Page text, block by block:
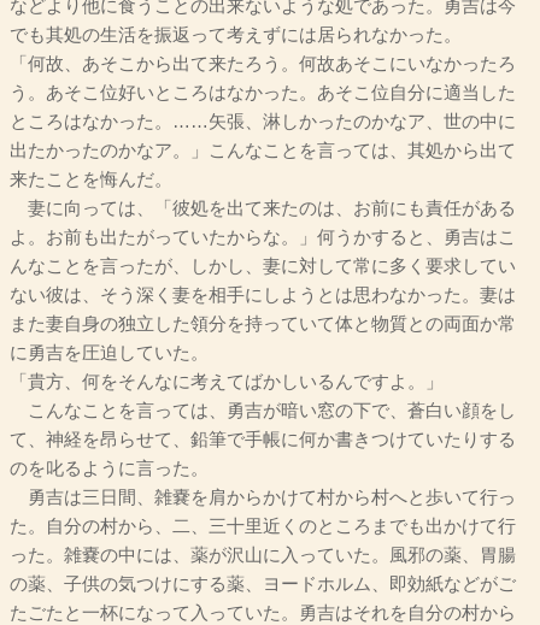
などより他に食うことの出来ないような処であった。勇吉は今
でも其処の生活を振返って考えずには居られなかった。
「何故、あそこから出て来たろう。何故あそこにいなかったろ
う。あそこ位好いところはなかった。あそこ位自分に適当した
ところはなかった。……矢張、淋しかったのかなア、世の中に
出たかったのかなア。」こんなことを言っては、其処から出て
来たことを悔んだ。
妻に向っては、「彼処を出て来たのは、お前にも責任がある
よ。お前も出たがっていたからな。」何うかすると、勇吉はこ
んなことを言ったが、しかし、妻に対して常に多く要求してい
ない彼は、そう深く妻を相手にしようとは思わなかった。妻は
また妻自身の独立した領分を持っていて体と物質との両面か常
に勇吉を圧迫していた。
「貴方、何をそんなに考えてばかしいるんですよ。」
こんなことを言っては、勇吉が暗い窓の下で、蒼白い顔をし
て、神経を昂らせて、鉛筆で手帳に何か書きつけていたりする
のを叱るように言った。
勇吉は三日間、雑嚢を肩からかけて村から村へと歩いて行っ
た。自分の村から、二、三十里近くのところまでも出かけて行
った。雑嚢の中には、薬が沢山に入っていた。風邪の薬、胃腸
の薬、子供の気つけにする薬、ヨードホルム、即効紙などがご
たごたと一杯になって入っていた。勇吉はそれを自分の村から